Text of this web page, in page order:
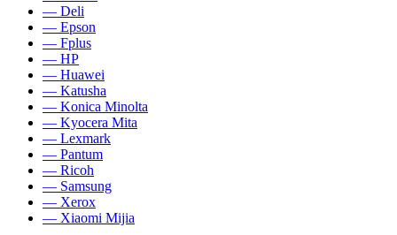
— Deli
— Epson
— Fplus
— HP
— Huawei
— Katusha
— Konica Minolta
— Kyocera Mita
— Lexmark
— Pantum
— Ricoh
— Samsung
— Xerox
— Xiaomi Mijia